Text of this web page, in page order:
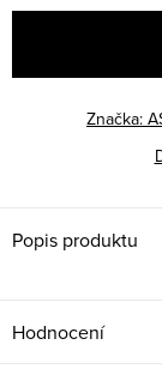
cena:
Značka:
Popis produktu
Hodnocení